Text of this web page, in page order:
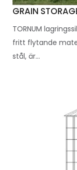
GRAIN
TORNUM
fritt flytande
stål, är...